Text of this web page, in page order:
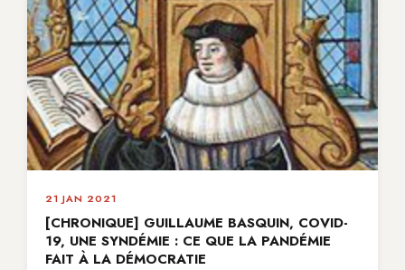
21 JAN 2021
[CHRONIQUE] GUILLAUME BASQUIN, COVID-
19, UNE SYNDÉMIE : CE QUE LA PANDÉMIE
FAIT À LA DÉMOCRATIE